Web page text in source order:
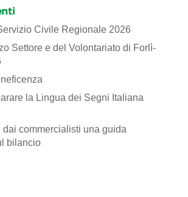
Civile Regionale 2026
Settore e del Volontariato di Forlì-
la Lingua dei Segni Italiana
dai commercialisti una guida
bilancio